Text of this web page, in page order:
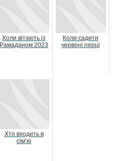
Коли вітають із
Рамаданом 2023
Коли садити
червоні перці
Хто входить в
сім’ю